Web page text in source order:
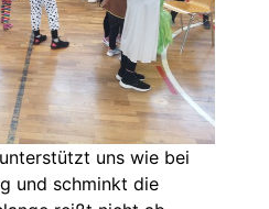
uns wie bei
und schminkt die